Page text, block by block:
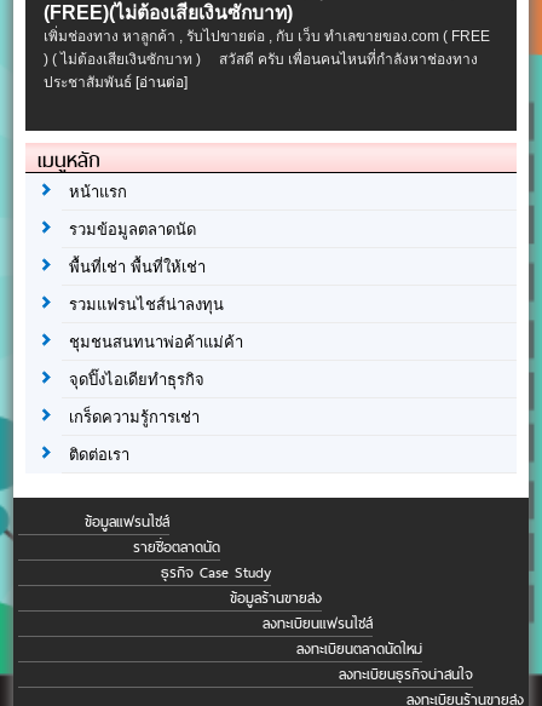
(FREE)(ไม่ต้องเสียเงินซักบาท)
เพิ่มช่องทาง หาลูกค้า , รับไปขายต่อ , กับ เว็บ ทำเลขายของ.com ( FREE
) ( ไม่ต้องเสียเงินซักบาท ) สวัสดี ครับ เพื่อนคนไหนที่กำลังหาช่องทาง
ประชาสัมพันธ์[อ่านต่อ]
เมนูหลัก
หน้าแรก
รวมข้อมูลตลาดนัด
พื้นที่เช่า พื้นที่ให้เช่า
รวมแฟรนไชส์น่าลงทุน
ชุมชนสนทนาพ่อค้าแม่ค้า
จุดปิ๊งไอเดียทำธุรกิจ
เกร็ดความรู้การเช่า
ติดต่อเรา
ข้อมูลแฟรนไชส์
รายชื่อตลาดนัด
ธุรกิจ Case Study
ข้อมูลร้านขายส่ง
ลงทะเบียนแฟรนไชส์
ลงทะเบียนตลาดนัดใหม่
ลงทะเบียนธุรกิจน่าสนใจ
ลงทะเบียนร้านขายส่ง